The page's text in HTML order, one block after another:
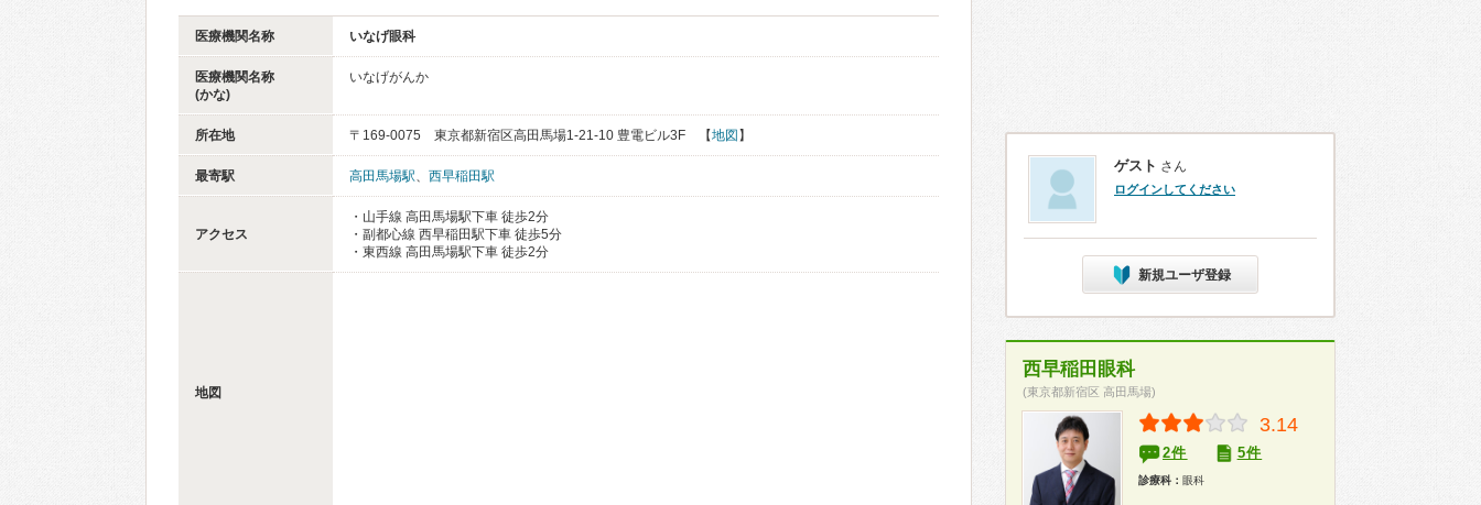
医療機関名称 いなげ眼科
医療機関名称
(かな)
いなげがんか
所在地 〒169-0075 東京都新宿区高田馬場1-21-10 豊電ビル3F 【地図 】
最寄駅 高田馬場駅、 西早稲田駅
アクセス
・山手線 高田馬場駅下車 徒歩2分
・副都心線 西早稲田駅下車 徒歩5分
・東西線 高田馬場駅下車 徒歩2分
地図
ゲスト さん
ログインしてください
新規ユーザ登録
西早稲田眼科
(東京都新宿区 高田馬場)
3.14
2件 5件
診療科： 眼科